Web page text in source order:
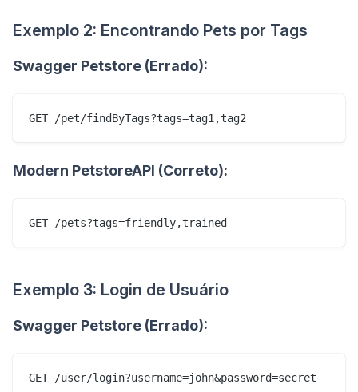
Exemplo 2: Encontrando Pets por Tags
Swagger Petstore (Errado):
Modern PetstoreAPI (Correto):
Exemplo 3: Login de Usuário
Swagger Petstore (Errado):